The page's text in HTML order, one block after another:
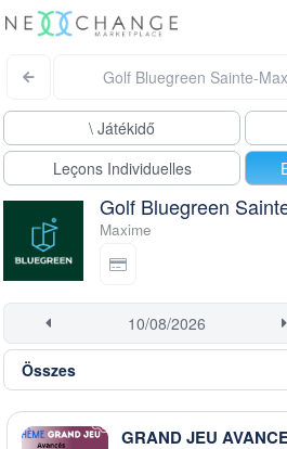
Golf Bluegreen Sainte-
\ Játékidő
Leçons Individuelles
Golf Bluegreen
Maxime
GRAND JEU